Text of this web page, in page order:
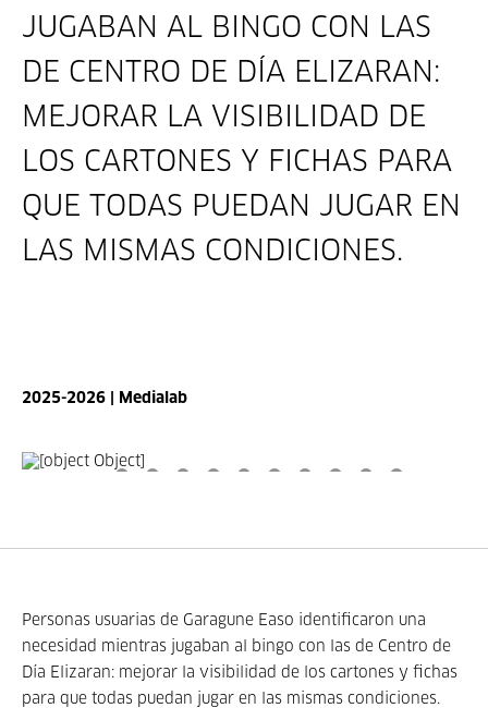
JUGABAN AL BINGO CON LAS
DE CENTRO DE DÍA ELIZARAN:
MEJORAR LA VISIBILIDAD DE
LOS CARTONES Y FICHAS PARA
QUE TODAS PUEDAN JUGAR EN
LAS MISMAS CONDICIONES.
2025-2026 | Medialab
Personas usuarias de Garagune Easo identificaron una
necesidad mientras jugaban al bingo con las de Centro de
Día Elizaran: mejorar la visibilidad de los cartones y fichas
para que todas puedan jugar en las mismas condiciones.